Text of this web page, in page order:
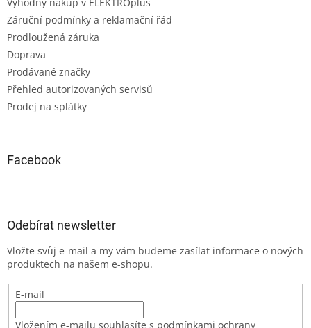
Výhodný nákup v ELEKTROplus
Záruční podmínky a reklamační řád
Prodloužená záruka
Doprava
Prodávané značky
Přehled autorizovaných servisů
Prodej na splátky
Facebook
Odebírat newsletter
Vložte svůj e-mail a my vám budeme zasílat informace o nových
produktech na našem e-shopu.
E-mail
Vložením e-mailu souhlasíte s podmínkami ochrany